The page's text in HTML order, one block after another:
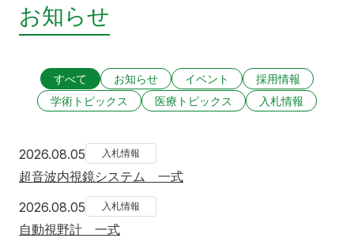
お知らせ
すべて お知らせ イベント
採用情報
学術トピックス
医療トピックス 入札情報
2026.08.05 2026年8月5日
入札情報
超音波内視鏡システム 一式
2026.08.05 2026年8月5日
入札情報
自動視野計 一式